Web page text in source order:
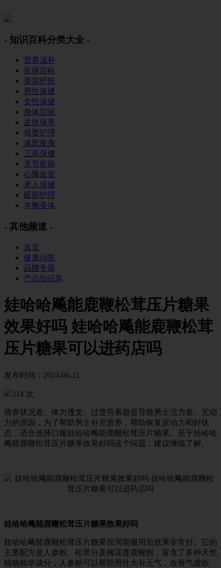
- 知识百科分类大全 -
营养滋补
疾病百科
美容护肤
男性保健
女性保健
身体症状
皮肤保养
母婴护理
减肥瘦身
三高保健
关节疾病
心脑血管
老人保健
眼部护理
丰胸美体
- 其他频道 -
首页
健康问答
品牌专题
产品知识库
娃哈哈飚能鹿鞭松茸压片糖果
效果好吗 娃哈哈飚能鹿鞭松茸
压片糖果可以进药店吗
发布时间：2024-06-21
314 次
营养状况差、体力透支、过度劳累都是导致男士活力差、无动
力的原因，为了帮助男士补充营养，帮助恢复原动力和好状
态，适合选择口服娃哈哈飚能鹿鞭松茸压片糖果。至于娃哈哈
飚能鹿鞭松茸压片糖果效果好吗这个问题，建议继续了解。
娃哈哈飚能鹿鞭松茸压片糖果效果好吗
娃哈哈飚能鹿鞭松茸压片糖果按周期服用后效果非常好。它的
主要配方是人参粉、松茸分及梅花鹿鹿鞭粉，富含了多种天然
植物精华成分，人参粉可以帮助男性大补元气，改善气虚欲